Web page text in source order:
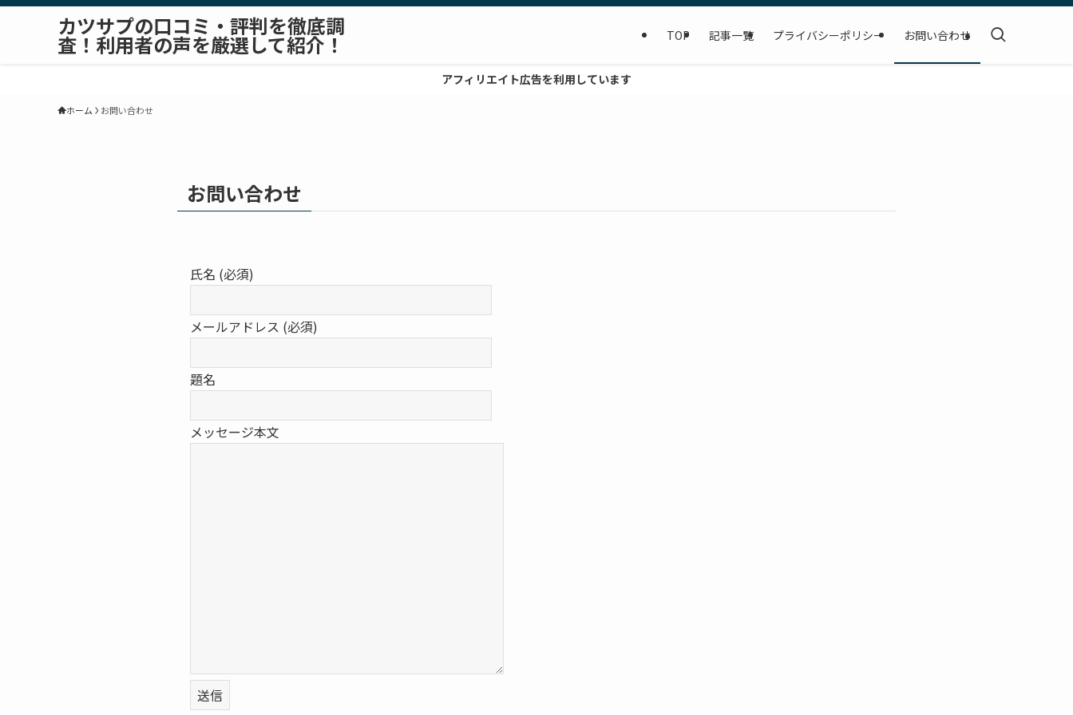
カツサプの口コミ・評判を徹底調
査！利用者の声を厳選して紹介！ TOP 記事一覧 プライバシーポリシー お問い合わせ
アフィリエイト広告を利用しています
ホーム お問い合わせ
お問い合わせ
氏名 (必須)
メールアドレス (必須)
題名
メッセージ本文